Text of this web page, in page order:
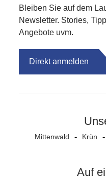
Bleiben Sie auf dem
Newsletter. Stories,
Angebote uvm.
Direkt anmelden
Mittenwald Krün
Auf